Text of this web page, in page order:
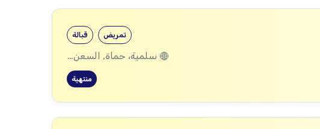
قبالة تمريض
سلمية، حماة, السعن، سلمية، حماة, عقيربات، حماة, العشارنة، حماة
منتهية